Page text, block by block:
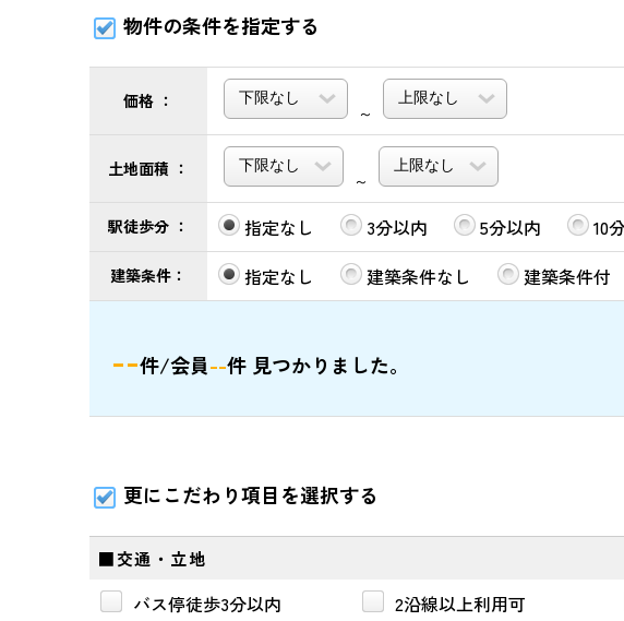
物件の条件を指定する
価格 ：
～
土地面積 ：
～
駅徒歩分 ： 指定なし 3分以内 5分以内 10
建築条件： 指定なし 建築条件なし 建築条件付
--件/会員--件 見つかりました。
更にこだわり項目を選択する
■交通・立地
バス停徒歩3分以内 2沿線以上利用可